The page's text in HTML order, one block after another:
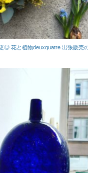
◎ 花と植物deuxquatre 出張販売